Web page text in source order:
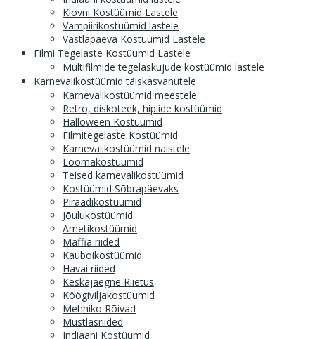
Klovni Kostüümid Lastele
Vampiirikostüümid lastele
Vastlapäeva Kostüümid Lastele
Filmi Tegelaste Kostüümid Lastele
Multifilmide tegelaskujude kostüümid lastele
Karnevalikostüümid täiskasvanutele
Karnevalikostüümid meestele
Retro, diskoteek, hipiide kostüümid
Halloween Kostüümid
Filmitegelaste Kostüümid
Karnevalikostüümid naistele
Loomakostüümid
Teised karnevalikostüümid
Kostüümid Sõbrapäevaks
Piraadikostüümid
Jõulukostüümid
Ametikostüümid
Maffia riided
Kauboikostüümid
Havai riided
Keskajaegne Riietus
Köögiviljakostüümid
Mehhiko Rõivad
Mustlasriided
Indiaani Kostüümid